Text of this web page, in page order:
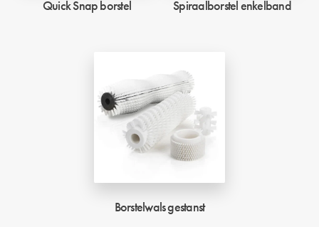
Quick Snap borstel Spiraalborstel enkelband
Borstelwals gestanst